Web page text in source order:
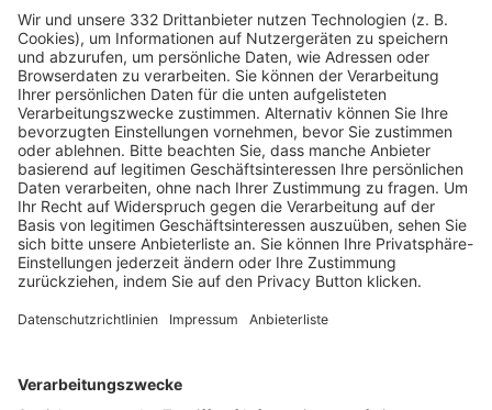
HÄUFIG BESUCHTE SEITEN
Pässe und Vereinswechsel
Trainerausbildung
Schulungsangebot Vereinsmitarbeiter
BFV-Geschäftsstellen
Trainerbörse
Login SpielPlus
FOLGE DEM BFV